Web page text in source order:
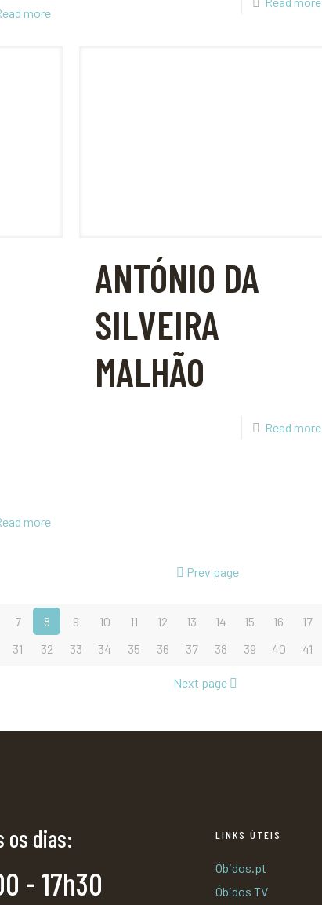
more
more
ANTÓNIO DA
SILVEIRA
MALHÃO
Read more
Prev page
7 8 9 10 11 12 13 14 15 16 17
31 32 33 34 35 36 37 38 39 40 41
Next page
os dias:
- 17h30
LINKS ÚTEIS
Óbidos.pt
Óbidos TV